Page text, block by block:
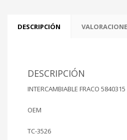
DESCRIPCIÓN
DESCRIPCIÓN
INTERCAMBIABLE FRACO 5840315
OEM
TC-3526